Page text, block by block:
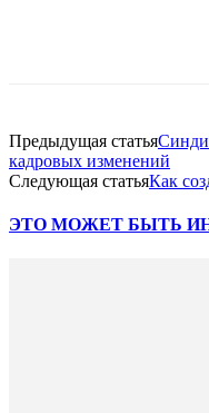
Предыдущая статьяСинди
кадровых изменений
Следующая статьяКак
ЭТО МОЖЕТ БЫТЬ